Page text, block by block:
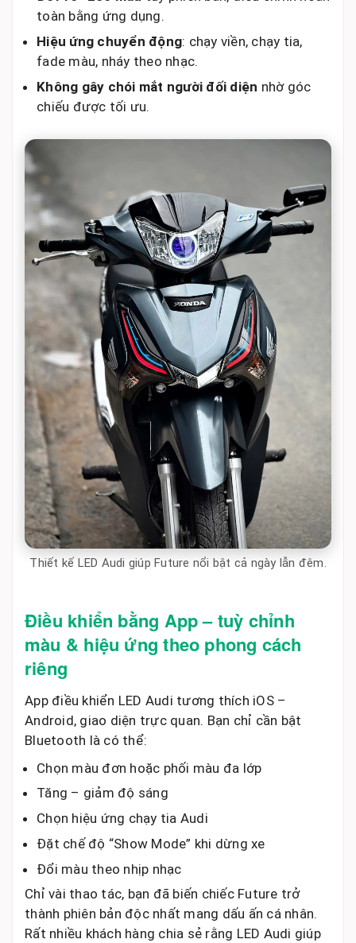
toàn bằng ứng dụng.
Hiệu ứng chuyển động: chạy viền, chạy tia,
fade màu, nháy theo nhạc.
Không gây chói mắt người đối diện nhờ góc
chiếu được tối ưu.
Thiết kế LED Audi giúp Future nổi bật cả ngày lẫn đêm.
Điều khiển bằng App – tuỳ chỉnh
màu & hiệu ứng theo phong cách
riêng
App điều khiển LED Audi tương thích iOS –
Android, giao diện trực quan. Bạn chỉ cần bật
Bluetooth là có thể:
Chọn màu đơn hoặc phối màu đa lớp
Tăng – giảm độ sáng
Chọn hiệu ứng chạy tia Audi
Đặt chế độ “Show Mode” khi dừng xe
Đổi màu theo nhịp nhạc
Chỉ vài thao tác, bạn đã biến chiếc Future trở
thành phiên bản độc nhất mang dấu ấn cá nhân.
Rất nhiều khách hàng chia sẻ rằng LED Audi giúp